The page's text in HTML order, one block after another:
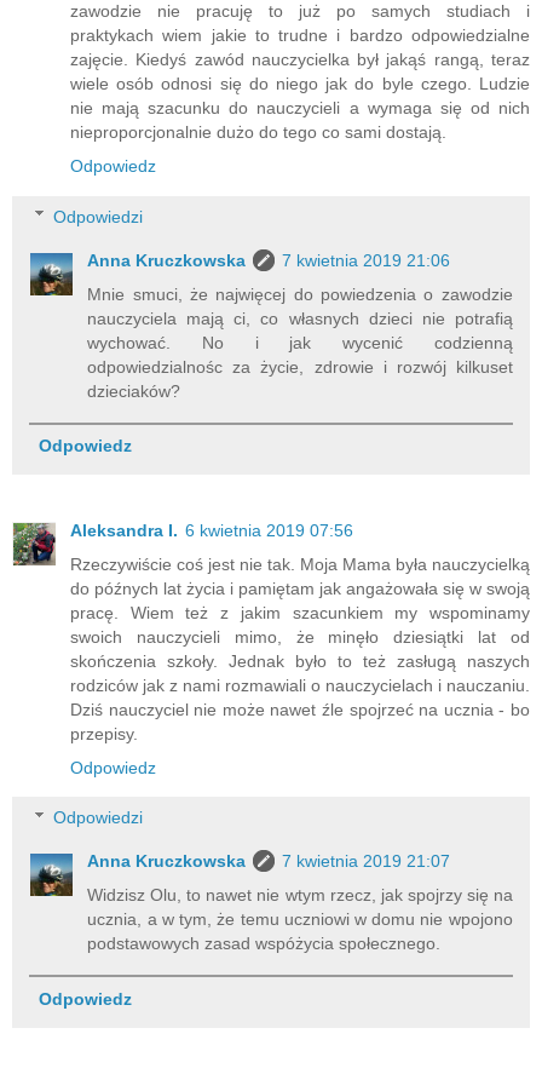
zawodzie nie pracuję to już po samych studiach i
praktykach wiem jakie to trudne i bardzo odpowiedzialne
zajęcie. Kiedyś zawód nauczycielka był jakąś rangą, teraz
wiele osób odnosi się do niego jak do byle czego. Ludzie
nie mają szacunku do nauczycieli a wymaga się od nich
nieproporcjonalnie dużo do tego co sami dostają.
Odpowiedz
Odpowiedzi
Anna Kruczkowska
7 kwietnia 2019 21:06
Mnie smuci, że najwięcej do powiedzenia o zawodzie
nauczyciela mają ci, co własnych dzieci nie potrafią
wychować. No i jak wycenić codzienną
odpowiedzialnośc za życie, zdrowie i rozwój kilkuset
dzieciaków?
Odpowiedz
Aleksandra I. 6 kwietnia 2019 07:56
Rzeczywiście coś jest nie tak. Moja Mama była nauczycielką
do późnych lat życia i pamiętam jak angażowała się w swoją
pracę. Wiem też z jakim szacunkiem my wspominamy
swoich nauczycieli mimo, że minęło dziesiątki lat od
skończenia szkoły. Jednak było to też zasługą naszych
rodziców jak z nami rozmawiali o nauczycielach i nauczaniu.
Dziś nauczyciel nie może nawet źle spojrzeć na ucznia - bo
przepisy.
Odpowiedz
Odpowiedzi
Anna Kruczkowska
7 kwietnia 2019 21:07
Widzisz Olu, to nawet nie wtym rzecz, jak spojrzy się na
ucznia, a w tym, że temu uczniowi w domu nie wpojono
podstawowych zasad wspóżycia społecznego.
Odpowiedz